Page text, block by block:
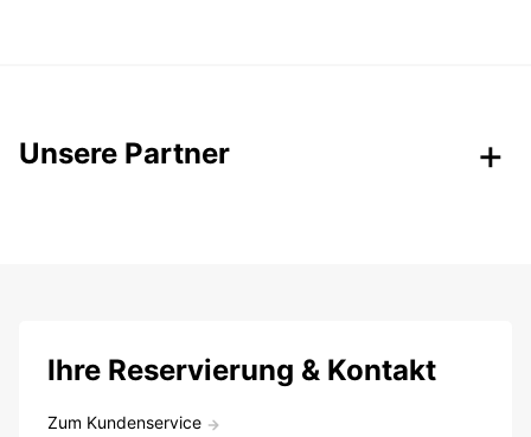
Unsere Partner
Ihre Reservierung & Kontakt
Zum Kundenservice